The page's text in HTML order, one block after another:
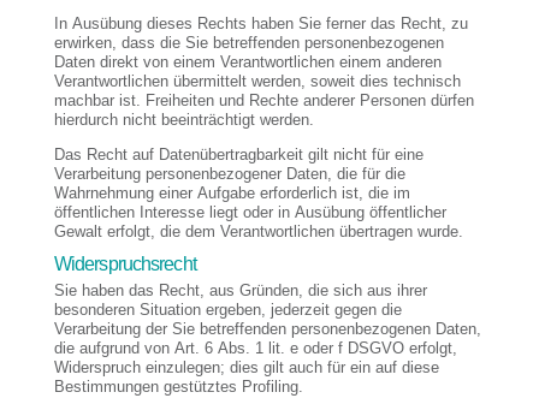
In Ausübung dieses Rechts haben Sie ferner das Recht, zu
erwirken, dass die Sie betreffenden personenbezogenen
Daten direkt von einem Verantwortlichen einem anderen
Verantwortlichen übermittelt werden, soweit dies technisch
machbar ist. Freiheiten und Rechte anderer Personen dürfen
hierdurch nicht beeinträchtigt werden.
Das Recht auf Datenübertragbarkeit gilt nicht für eine
Verarbeitung personenbezogener Daten, die für die
Wahrnehmung einer Aufgabe erforderlich ist, die im
öffentlichen Interesse liegt oder in Ausübung öffentlicher
Gewalt erfolgt, die dem Verantwortlichen übertragen wurde.
Widerspruchsrecht
Sie haben das Recht, aus Gründen, die sich aus ihrer
besonderen Situation ergeben, jederzeit gegen die
Verarbeitung der Sie betreffenden personenbezogenen Daten,
die aufgrund von Art. 6 Abs. 1 lit. e oder f DSGVO erfolgt,
Widerspruch einzulegen; dies gilt auch für ein auf diese
Bestimmungen gestütztes Profiling.